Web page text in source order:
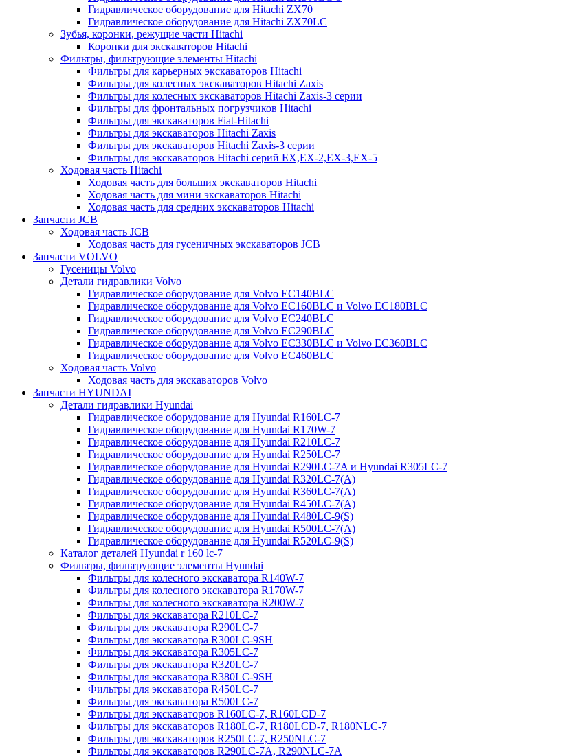
Гидравлическое оборудование для Hitachi ZX70
Гидравлическое оборудование для Hitachi ZX70LC
Зубья, коронки, режущие части Hitachi
Коронки для экскаваторов Hitachi
Фильтры, фильтрующие элементы Hitachi
Фильтры для карьерных экскаваторов Hitachi
Фильтры для колесных экскаваторов Hitachi Zaxis
Фильтры для колесных экскаваторов Hitachi Zaxis-3 серии
Фильтры для фронтальных погрузчиков Hitachi
Фильтры для экскаваторов Fiat-Hitachi
Фильтры для экскаваторов Hitachi Zaxis
Фильтры для экскаваторов Hitachi Zaxis-3 серии
Фильтры для экскаваторов Hitachi серий EX,EX-2,EX-3,EX-5
Ходовая часть Hitachi
Ходовая часть для больших экскаваторов Hitachi
Ходовая часть для мини экскаваторов Hitachi
Ходовая часть для средних экскаваторов Hitachi
Запчасти JCB
Ходовая часть JCB
Ходовая часть для гусеничных экскаваторов JCB
Запчасти VOLVO
Гусеницы Volvo
Детали гидравлики Volvo
Гидравлическое оборудование для Volvo EC140BLC
Гидравлическое оборудование для Volvo EC160BLC и Volvo EC180BLC
Гидравлическое оборудование для Volvo EC240BLC
Гидравлическое оборудование для Volvo EC290BLC
Гидравлическое оборудование для Volvo EC330BLC и Volvo EC360BLC
Гидравлическое оборудование для Volvo EC460BLC
Ходовая часть Volvo
Ходовая часть для экскаваторов Volvo
Запчасти HYUNDAI
Детали гидравлики Hyundai
Гидравлическое оборудование для Hyundai R160LC-7
Гидравлическое оборудование для Hyundai R170W-7
Гидравлическое оборудование для Hyundai R210LC-7
Гидравлическое оборудование для Hyundai R250LC-7
Гидравлическое оборудование для Hyundai R290LC-7A и Hyundai R305LC-7
Гидравлическое оборудование для Hyundai R320LC-7(A)
Гидравлическое оборудование для Hyundai R360LC-7(A)
Гидравлическое оборудование для Hyundai R450LC-7(A)
Гидравлическое оборудование для Hyundai R480LC-9(S)
Гидравлическое оборудование для Hyundai R500LC-7(A)
Гидравлическое оборудование для Hyundai R520LC-9(S)
Каталог деталей Hyundai r 160 lc-7
Фильтры, фильтрующие элементы Hyundai
Фильтры для колесного экскаватора R140W-7
Фильтры для колесного экскаватора R170W-7
Фильтры для колесного экскаватора R200W-7
Фильтры для экскаватора R210LC-7
Фильтры для экскаватора R290LC-7
Фильтры для экскаватора R300LC-9SH
Фильтры для экскаватора R305LC-7
Фильтры для экскаватора R320LC-7
Фильтры для экскаватора R380LC-9SH
Фильтры для экскаватора R450LC-7
Фильтры для экскаватора R500LC-7
Фильтры для экскаваторов R160LC-7, R160LCD-7
Фильтры для экскаваторов R180LC-7, R180LCD-7, R180NLC-7
Фильтры для экскаваторов R250LC-7, R250NLC-7
Фильтры для экскаваторов R290LC-7A, R290NLC-7A